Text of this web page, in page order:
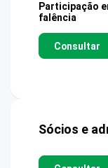
Participação
falência
Consultar
Sócios e